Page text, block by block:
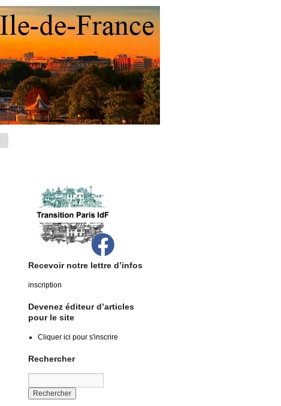
Recevoir notre lettre d’infos
inscription
Devenez éditeur d’articles
pour le site
Cliquer ici pour s'inscrire
Rechercher